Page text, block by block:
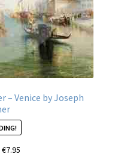
– Venice by Joseph
Oorspronkelijke
€7.95